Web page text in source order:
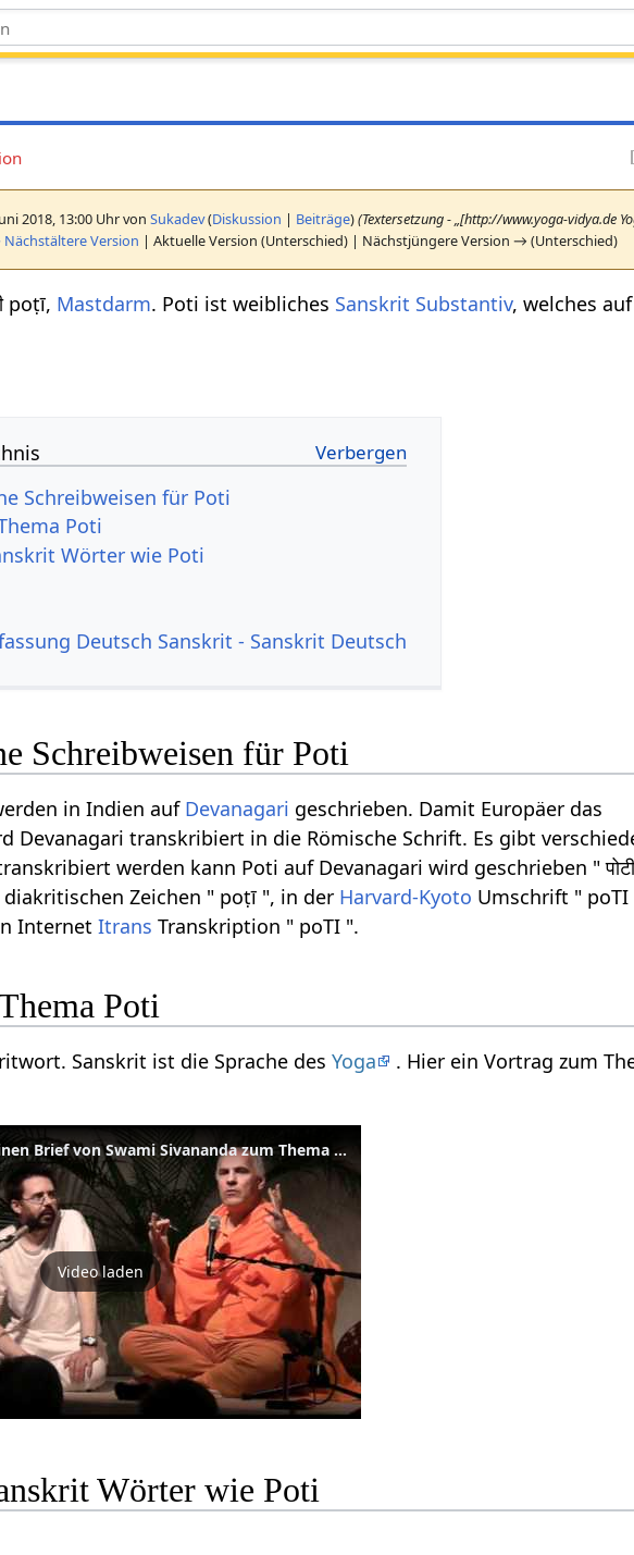
2018, 13:00 Uhr vonSukadev(Diskussion | Beiträge)(Textersetzung - „[http://www.yoga-vidya.de
Version | Aktuelle Version (Unterschied) | Nächstjüngere Version → (Unterschied)
poṭī, Mastdarm. Poti ist weibliches Sanskrit Substantiv, welches auf
Schreibweisen für Poti
Poti
Wörter wie Poti
Deutsch Sanskrit - Sanskrit Deutsch
Schreibweisen für Poti
in Indien auf Devanagari geschrieben. Damit Europäer das
Devanagari transkribiert in die Römische Schrift. Es gibt
werden kann Poti auf Devanagari wird geschrieben "
Zeichen " poṭī ", in der Harvard-Kyoto Umschrift "
InternetItrans Transkription " poTI ".
Poti
Sanskrit ist die Sprache desYoga . Hier ein Vortrag zum
Swami Atma liest einen Brief von Swami Sivananda zum Thema Vedanta
Video laden
Wörter wie Poti